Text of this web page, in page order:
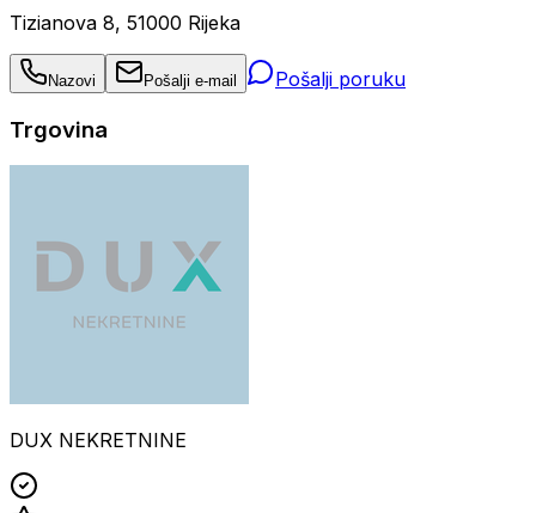
Tizianova 8, 51000 Rijeka
Nazovi Pošalji e-mail Pošalji poruku
Trgovina
DUX NEKRETNINE